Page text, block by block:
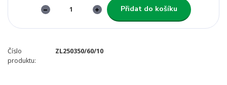
Přidat do košíku
Číslo
produktu:
ZL250350/60/10